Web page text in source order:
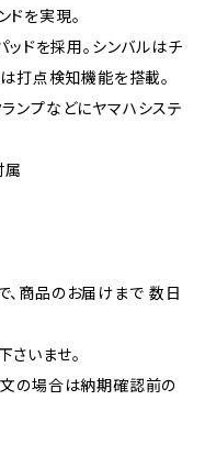
を実現。
ッドを採用。シンバルはチ
は打点検知機能を搭載。
ンプなどにヤマハシステ
属
、商品のお届けまで 数日
いませ。
文の場合は納期確認前の